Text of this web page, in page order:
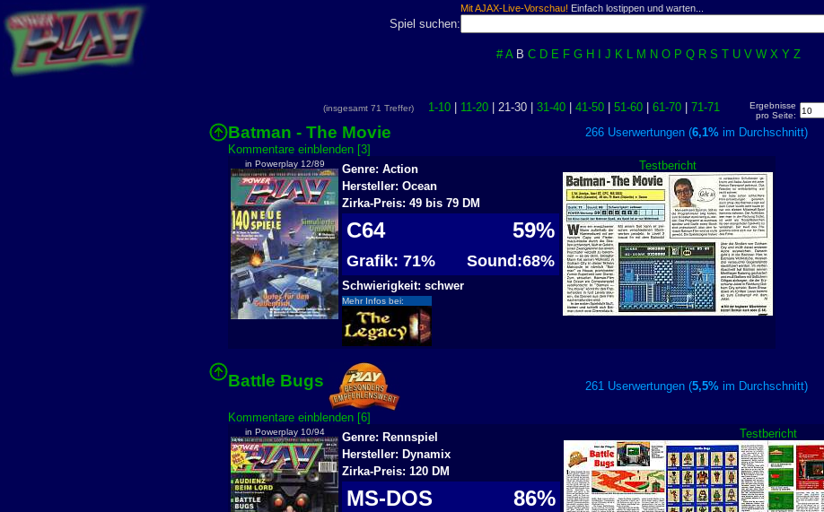
Mit AJAX-Live-Vorschau! Einfach lostippen und warten...
Spiel suchen:
# A B C D E F G H J K L M N O P Q R S T U V W X Y Z
(insgesamt 71 Treffer) 1-10 11-20 | 21-30 | 31-40 41-50 51-60 61-70 71-71
Ergebnisse
pro Seite:
Batman - The Movie 266 Userwertungen (6,1% im Durchschnitt)
Kommentare einblenden [3]
in Powerplay 12/89 Testbericht
Genre: Action
Hersteller: Ocean
Zirka-Preis: 49 bis 79 DM
C64 59%
Grafik: 71% Sound:68%
Schwierigkeit: schwer
Mehr Infos bei:
Battle Bugs 261 Userwertungen (5,5% im Durchschnitt)
Kommentare einblenden [6]
in Powerplay 10/94 Testbericht
Genre: Rennspiel
Hersteller: Dynamix
Zirka-Preis: 120 DM
MS-DOS 86%